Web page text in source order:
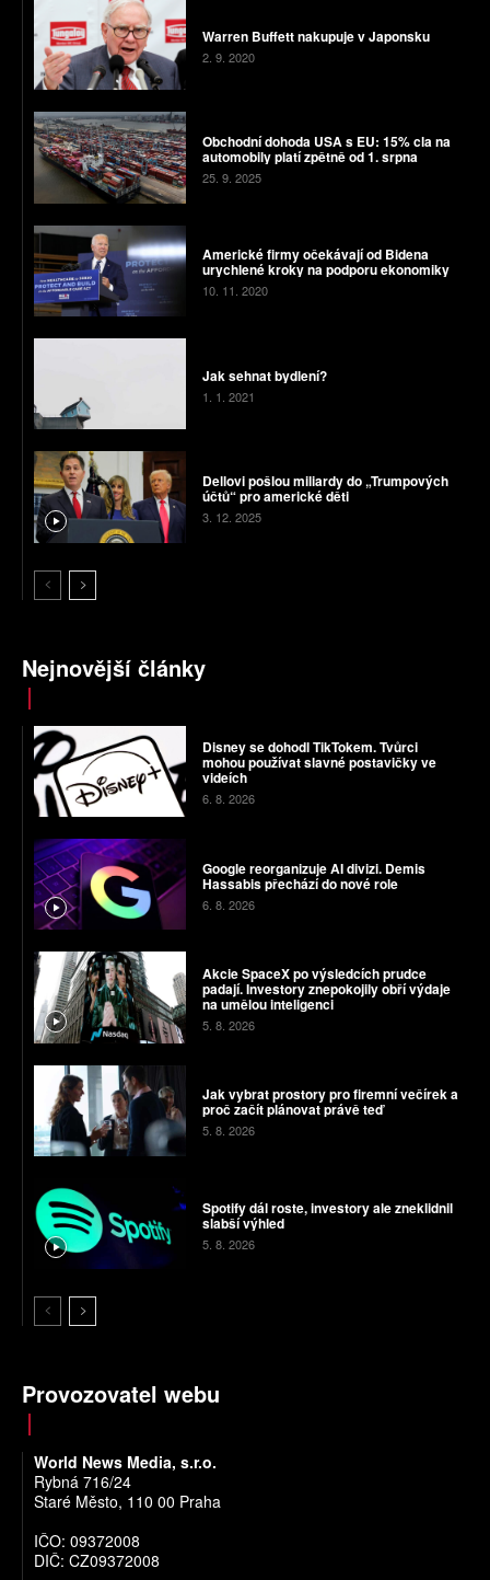
Warren Buffett nakupuje v Japonsku
2. 9. 2020
Obchodní dohoda USA s EU: 15% cla na
automobily platí zpětně od 1. srpna
25. 9. 2025
Americké firmy očekávají od Bidena
urychlené kroky na podporu ekonomiky
10. 11. 2020
Jak sehnat bydlení?
1. 1. 2021
Dellovi pošlou miliardy do „Trumpových
účtů“ pro americké děti
3. 12. 2025
Nejnovější články
Disney se dohodl TikTokem. Tvůrci
mohou používat slavné postavičky ve
videích
6. 8. 2026
Google reorganizuje AI divizi. Demis
Hassabis přechází do nové role
6. 8. 2026
Akcie SpaceX po výsledcích prudce
padají. Investory znepokojily obří výdaje
na umělou inteligenci
5. 8. 2026
Jak vybrat prostory pro firemní večírek a
proč začít plánovat právě teď
5. 8. 2026
Spotify dál roste, investory ale zneklidnil
slabší výhled
5. 8. 2026
Provozovatel webu
World News Media, s.r.o.
Rybná 716/24
Staré Město, 110 00 Praha
IČO: 09372008
DIČ: CZ09372008